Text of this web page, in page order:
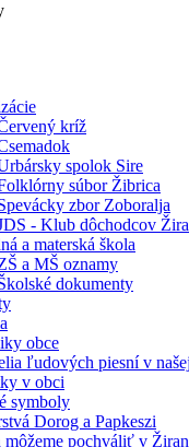
kríž
spolok Sire
súbor Žibrica
zbor Zoboralja
- Klub dôchodcov
a materská škola
a MŠ oznamy
dokumenty
obce
ľudových piesní v
v obci
symboly
Dorog a Papkeszi
môžeme pochváliť v